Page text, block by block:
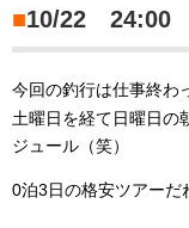
■10/22 24:00
今回の釣行は仕事終わ
土曜日を経て日曜日の
ジュール（笑）
0泊3日の格安ツアーだ